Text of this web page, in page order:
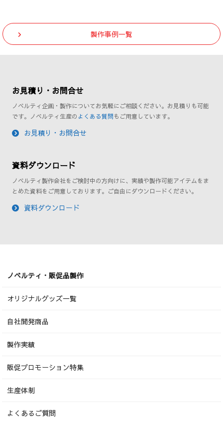
製作事例一覧
お見積り・お問合せ
ノベルティ企画・製作についてお気軽にご相談ください。お見積りも可能
です。ノベルティ生産の よくある質問もご用意しています。
お見積り・お問合せ
資料ダウンロード
ノベルティ製作会社をご検討中の方向けに、実績や製作可能アイテムをま
とめた資料をご用意しております。ご自由にダウンロードください。
資料ダウンロード
ノベルティ・販促品製作
オリジナルグッズ一覧
自社開発商品
製作実績
販促プロモーション特集
生産体制
よくあるご質問